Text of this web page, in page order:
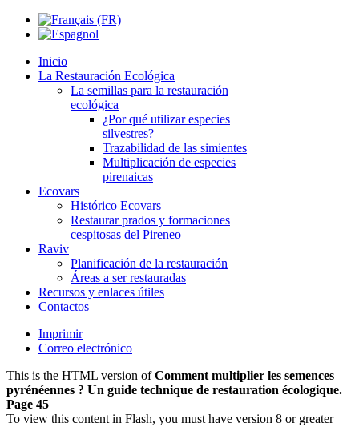
Inicio
La Restauración Ecológica
La semillas para la restauración
ecológica
¿Por qué utilizar especies
silvestres?
Trazabilidad de las simientes
Multiplicación de especies
pirenaicas
Ecovars
Histórico Ecovars
Restaurar prados y formaciones
cespitosas del Pireneo
Raviv
Planificación de la restauración
Áreas a ser restauradas
Recursos y enlaces útiles
Contactos
Imprimir
Correo electrónico
This is the HTML version ofComment multiplier les semences
pyrénéennes ? Un guide technique de restauration écologique.
Page 45
To view this content in Flash, you must have version 8 or greater